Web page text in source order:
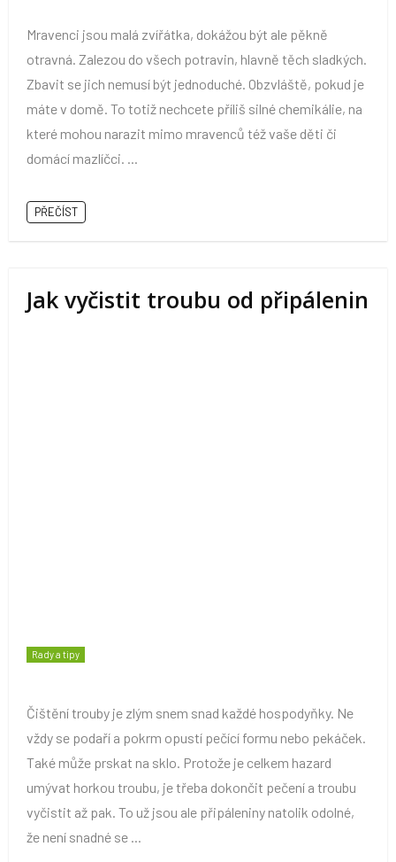
Mravenci jsou malá zvířátka, dokážou být ale pěkně
otravná. Zalezou do všech potravin, hlavně těch sladkých.
Zbavit se jich nemusí být jednoduché. Obzvláště, pokud je
máte v domě. To totiž nechcete příliš silné chemikálie, na
které mohou narazit mimo mravenců též vaše děti či
domácí mazlíčci. ...
PŘEČÍST
Jak vyčistit troubu od připálenin
Rady a tipy
Čištění trouby je zlým snem snad každé hospodyňky. Ne
vždy se podaří a pokrm opustí pečící formu nebo pekáček.
Také může prskat na sklo. Protože je celkem hazard
umývat horkou troubu, je třeba dokončit pečení a troubu
vyčistit až pak. To už jsou ale připáleniny natolik odolné,
že není snadné se ...